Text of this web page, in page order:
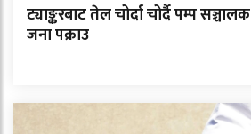
ट्याङ्करबाट तेल चोर्दा चोर्दै पम्प
जना पक्राउ